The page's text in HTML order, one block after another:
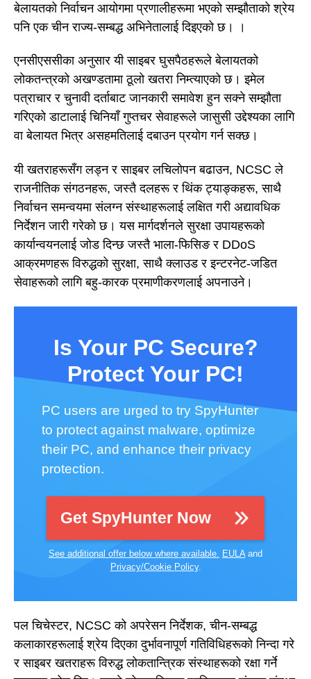
बेलायतको निर्वाचन आयोगमा प्रणालीहरूमा भएको सम्झौताको श्रेय
पनि एक चीन राज्य-सम्बद्ध अभिनेतालाई दिइएको छ। ।
एनसीएससीका अनुसार यी साइबर घुसपैठहरूले बेलायतको
लोकतन्त्रको अखण्डतामा ठूलो खतरा निम्त्याएको छ। इमेल
पत्राचार र चुनावी दर्ताबाट जानकारी समावेश हुन सक्ने सम्झौता
गरिएको डाटालाई चिनियाँ गुप्तचर सेवाहरूले जासुसी उद्देश्यका लागि
वा बेलायत भित्र असहमतिलाई दबाउन प्रयोग गर्न सक्छ।
यी खतराहरूसँग लड्न र साइबर लचिलोपन बढाउन, NCSC ले
राजनीतिक संगठनहरू, जस्तै दलहरू र थिंक ट्याङ्कहरू, साथै
निर्वाचन समन्वयमा संलग्न संस्थाहरूलाई लक्षित गरी अद्यावधिक
निर्देशन जारी गरेको छ। यस मार्गदर्शनले सुरक्षा उपायहरूको
कार्यान्वयनलाई जोड दिन्छ जस्तै भाला-फिसिङ र DDoS
आक्रमणहरू विरुद्धको सुरक्षा, साथै क्लाउड र इन्टरनेट-जडित
सेवाहरूको लागि बहु-कारक प्रमाणीकरणलाई अपनाउने।
Is Your PC Secure?
Protect Your PC!
PC users are urged to try SpyHunter
to protect against malware, optimize
their PC, and enhance their privacy
protection.
Get SpyHunter Now
See additional offer below where available. EULAand
Privacy/Cookie Policy.
पल चिचेस्टर, NCSC को अपरेसन निर्देशक, चीन-सम्बद्ध
कलाकारहरूलाई श्रेय दिएका दुर्भावनापूर्ण गतिविधिहरूको निन्दा गरे
र साइबर खतराहरू विरुद्ध लोकतान्त्रिक संस्थाहरूको रक्षा गर्ने